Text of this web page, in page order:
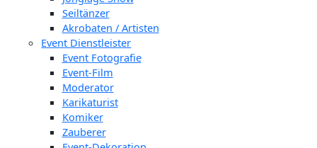
Seiltänzer
Akrobaten / Artisten
Event Dienstleister
Event Fotografie
Event-Film
Moderator
Karikaturist
Komiker
Zauberer